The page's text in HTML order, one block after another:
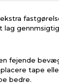
lag
fejende
tape
bedre.